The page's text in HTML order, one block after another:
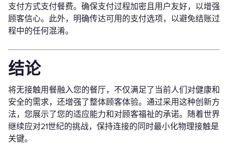
支付方式支付餐费。确保支付过程加密且用户友好，以增强
顾客信心。此外，明确传达可用的支付选项，以避免结账过
程中的任何混淆。
结论
将无接触用餐融入您的餐厅，不仅满足了当前人们对健康和
安全的需求，还增强了整体顾客体验。通过采用这种创新方
法，您展示了您的适应能力和对顾客福祉的承诺。随着世界
继续应对21世纪的挑战，保持连接的同时最小化物理接触是
关键。